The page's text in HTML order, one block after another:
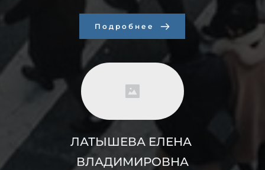
Подробнее
ЛАТЫШЕВА ЕЛЕНА
ВЛАДИМИРОВНА